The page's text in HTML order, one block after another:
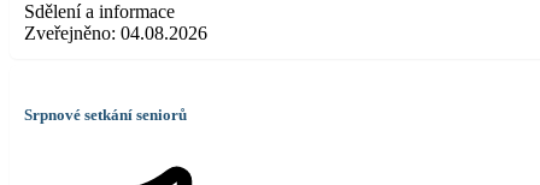
Sdělení a informace
Zveřejněno: 04.08.2026
Srpnové setkání seniorů